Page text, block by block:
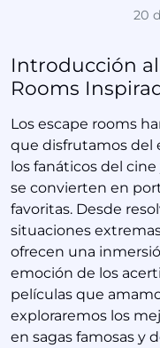
20
Introducción
Rooms
Los escape rooms
que disfrutamos del
los fanáticos del cine
se convierten en
favoritas. Desde
situaciones
ofrecen una
emoción de los
películas que
exploraremos los
en sagas famosas y